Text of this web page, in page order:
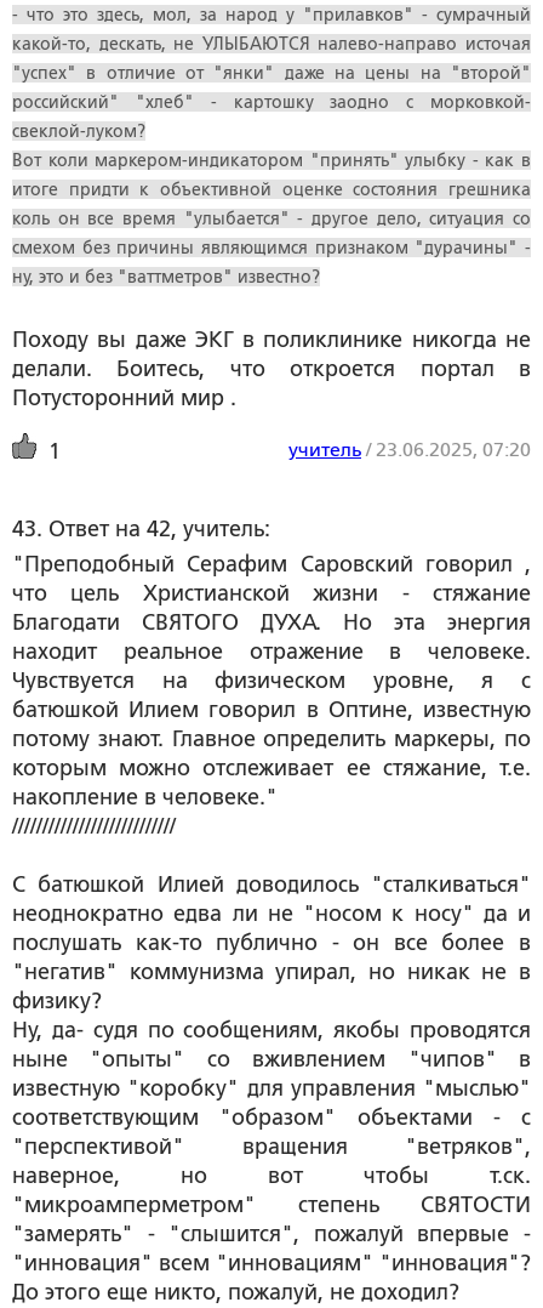
- что это здесь, мол, за народ у "прилавков" - сумрачный
какой-то, дескать, не УЛЫБАЮТСЯ налево-направо источая
"успех" в отличие от "янки" даже на цены на "второй"
российский" "хлеб" - картошку заодно с морковкой-
свеклой-луком?
Вот коли маркером-индикатором "принять" улыбку - как в
итоге придти к объективной оценке состояния грешника
коль он все время "улыбается" - другое дело, ситуация со
смехом без причины являющимся признаком "дурачины" -
ну, это и без "ваттметров" известно?
Походу вы даже ЭКГ в поликлинике никогда не
делали. Боитесь, что откроется портал в
Потусторонний мир .
1 учитель/ 23.06.2025, 07:20
43. Ответ на 42, учитель:
"Преподобный Серафим Саровский говорил ,
что цель Христианской жизни - стяжание
Благодати СВЯТОГО ДУХА. Но эта энергия
находит реальное отражение в человеке.
Чувствуется на физическом уровне, я с
батюшкой Илием говорил в Оптине, известную
потому знают. Главное определить маркеры, по
которым можно отслеживает ее стяжание, т.е.
накопление в человеке."
///////////////////////////
С батюшкой Илией доводилось "сталкиваться"
неоднократно едва ли не "носом к носу" да и
послушать как-то публично - он все более в
"негатив" коммунизма упирал, но никак не в
физику?
Ну, да- судя по сообщениям, якобы проводятся
ныне "опыты" со вживлением "чипов" в
известную "коробку" для управления "мыслью"
соответствующим "образом" объектами - с
"перспективой" вращения "ветряков",
наверное, но вот чтобы т.ск.
"микроамперметром" степень СВЯТОСТИ
"замерять" - "слышится", пожалуй впервые -
"инновация" всем "инновациям" "инновация"?
До этого еще никто, пожалуй, не доходил?